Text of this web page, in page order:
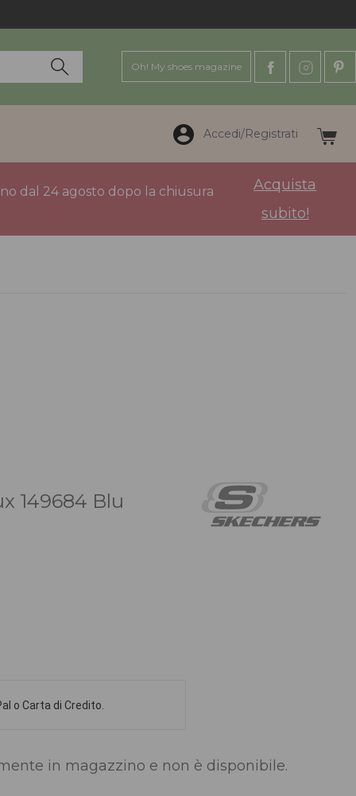
Oh! My shoes magazine
Accedi/Registrati
dal 24 agosto dopo la chiusura
Acquista
subito!
149684 Blu
o Carta di Credito.
in magazzino e non è disponibile.